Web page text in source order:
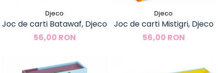
Djeco
Joc de carti Batawaf, Djeco
56,00 RON
Djeco
Joc de carti Mistigri, Djeco
56,00 RON